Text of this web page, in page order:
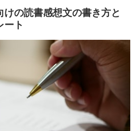
けの読書感想文の書き方と
ート